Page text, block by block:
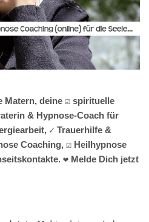
Matern, deine ☑️ spirituelle
& Hypnose-Coach für
✓ Trauerhilfe &
Coaching, ☑️ Heilhypnose
❤ Melde Dich jetzt